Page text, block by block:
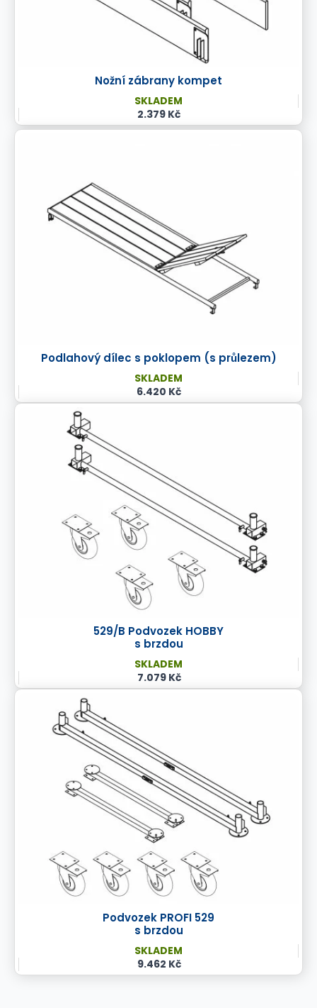
Nožní zábrany kompet
SKLADEM
2.379 Kč
Podlahový dílec s poklopem (s průlezem)
SKLADEM
6.420 Kč
529/B Podvozek HOBBY
s brzdou
SKLADEM
7.079 Kč
Podvozek PROFI 529
s brzdou
SKLADEM
9.462 Kč